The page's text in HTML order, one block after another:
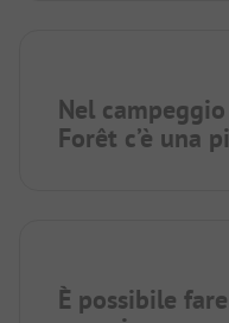
Nel
Forêt c’è una
È possibile